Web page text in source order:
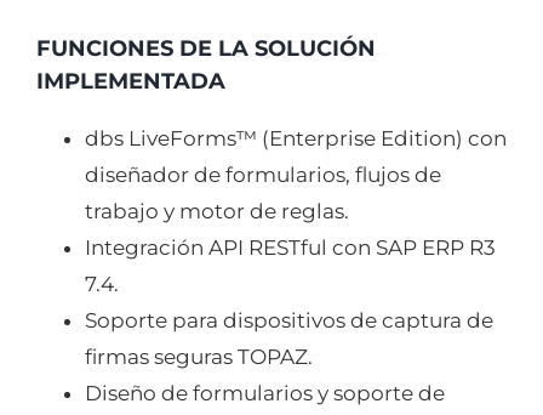
FUNCIONES DE LA SOLUCIÓN
IMPLEMENTADA
dbs LiveForms™ (Enterprise Edition) con
diseñador de formularios, flujos de
trabajo y motor de reglas.
Integración API RESTful con SAP ERP R3
7.4.
Soporte para dispositivos de captura de
firmas seguras TOPAZ.
Diseño de formularios y soporte de